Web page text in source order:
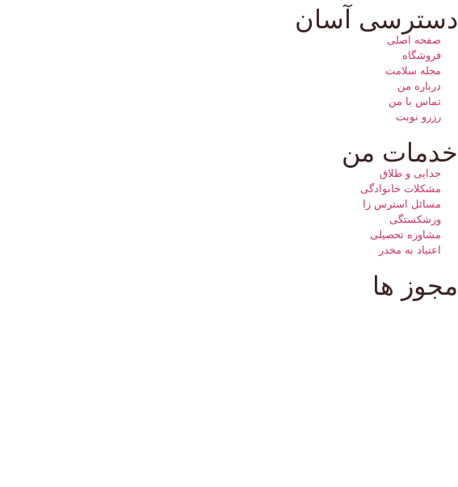
دسترسی آسان
صفحه اصلی
فروشگاه
مجله سلامت
درباره من
تماس با من
رزرو نوبت
خدمات من
جدایی و طلاق
مشکلات خانوادگی
مسائل استرس زا
ورشکستگی
مشاوره تحصیلی
اعتیاد به مخدر
مجوز ها